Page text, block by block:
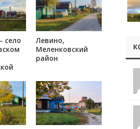
село
Левино,
Меленковский
район